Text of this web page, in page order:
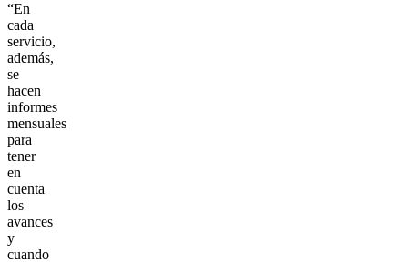
“En
cada
servicio,
además,
se
hacen
informes
mensuales
para
tener
en
cuenta
los
avances
y
cuando